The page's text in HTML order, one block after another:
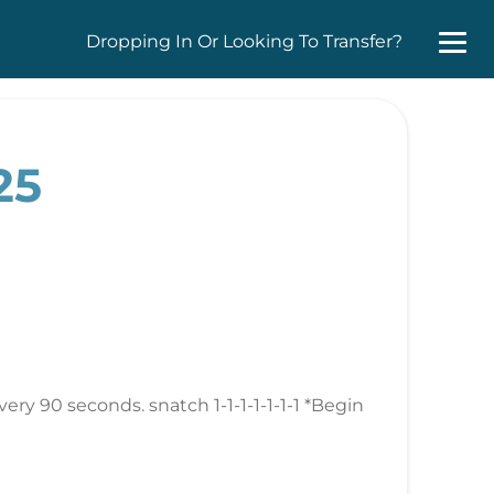
Dropping In Or Looking To Transfer?
90 seconds. snatch 1-1-1-1-1-1-1 *Begin